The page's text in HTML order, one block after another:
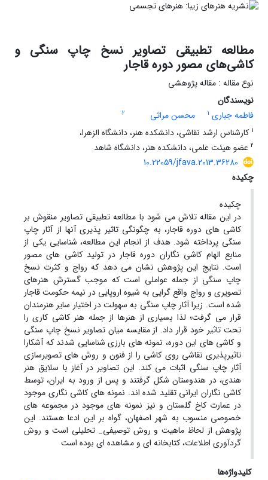
مطالعه تطبیقی تصاویر نسخ چاپ سنگی و
کاشی‌های مصور دوره قاجار
نوع مقاله : مقاله پژوهشی
نویسندگان
فاطمه جباری 1 محسن مراثی
2
1 کارشناس ارشد نقاشی، دانشکده هنر، دانشگاه الزهرا،
2 عضو هیئت علمی، دانشکده هنر، دانشگاه شاهد
10.22059/jfava.2013.36280
چکیده
چکیده
در این مقاله تلاش می شود با مطالعه تطبیقی تصاویر منقوش بر
کاشی های دوره قاجار، به چگونگی تاثیر پذیری آنها از آثار چاپ
سنگی پرداخته شود. هدف از انجام این مطالعه، شناسایی یکی از
منابع الهام کاشی نگاران دوره قاجار در تولید کاشی های مصور
است. نتایج این پژوهش نشان می دهد که رواج و کثرت نسخ
چاپ سنگی از جمله عواملی است که موجب گسترش هنرهای
تصویری و رواج واقع گرایی به شیوه اروپایی در نیمه حکومت قاجار
شده است. زیرا آثار چاپ سنگی به سهولت در اختیار سایر هنرمندان
قرار می گرفت؛ لذا بسیاری از هنرها از جمله هنر کاشی کاری را
تحت تاثیر خود قرار داد. از مقایسه میان تصاویر نسخ چاپ سنگی
و کاشی های این دوره، نمونه های بارزی شناسایی شدند که آشکارا
تاثیرپذیری نقاشی روی کاشی را از فنون و روش های تصویرسازی
آثار چاپ سنگی اثبات می کند. این تصاویر در آغاز با سلایق هنر
هندی، در هندوستان شکل گرفتند و پس از ورود به ایران، توسط
کاشی نگاران ایرانی تقلید شده اند. نمونه های کاشی نگاری موجود
در عمارت کاخ گلستان و نیز نمونه های موجود در مجموعه های
خصوصی منسوب به شهر اصفهان، گواه بر این ادعا هستند. این
پژوهش از لحاظ ماهیت و روش توصیفی_ تحلیلی است و روش
گردآوری اطلاعات، کتابخانه ای و مشاهده ای بوده است
کلیدواژه‌ها